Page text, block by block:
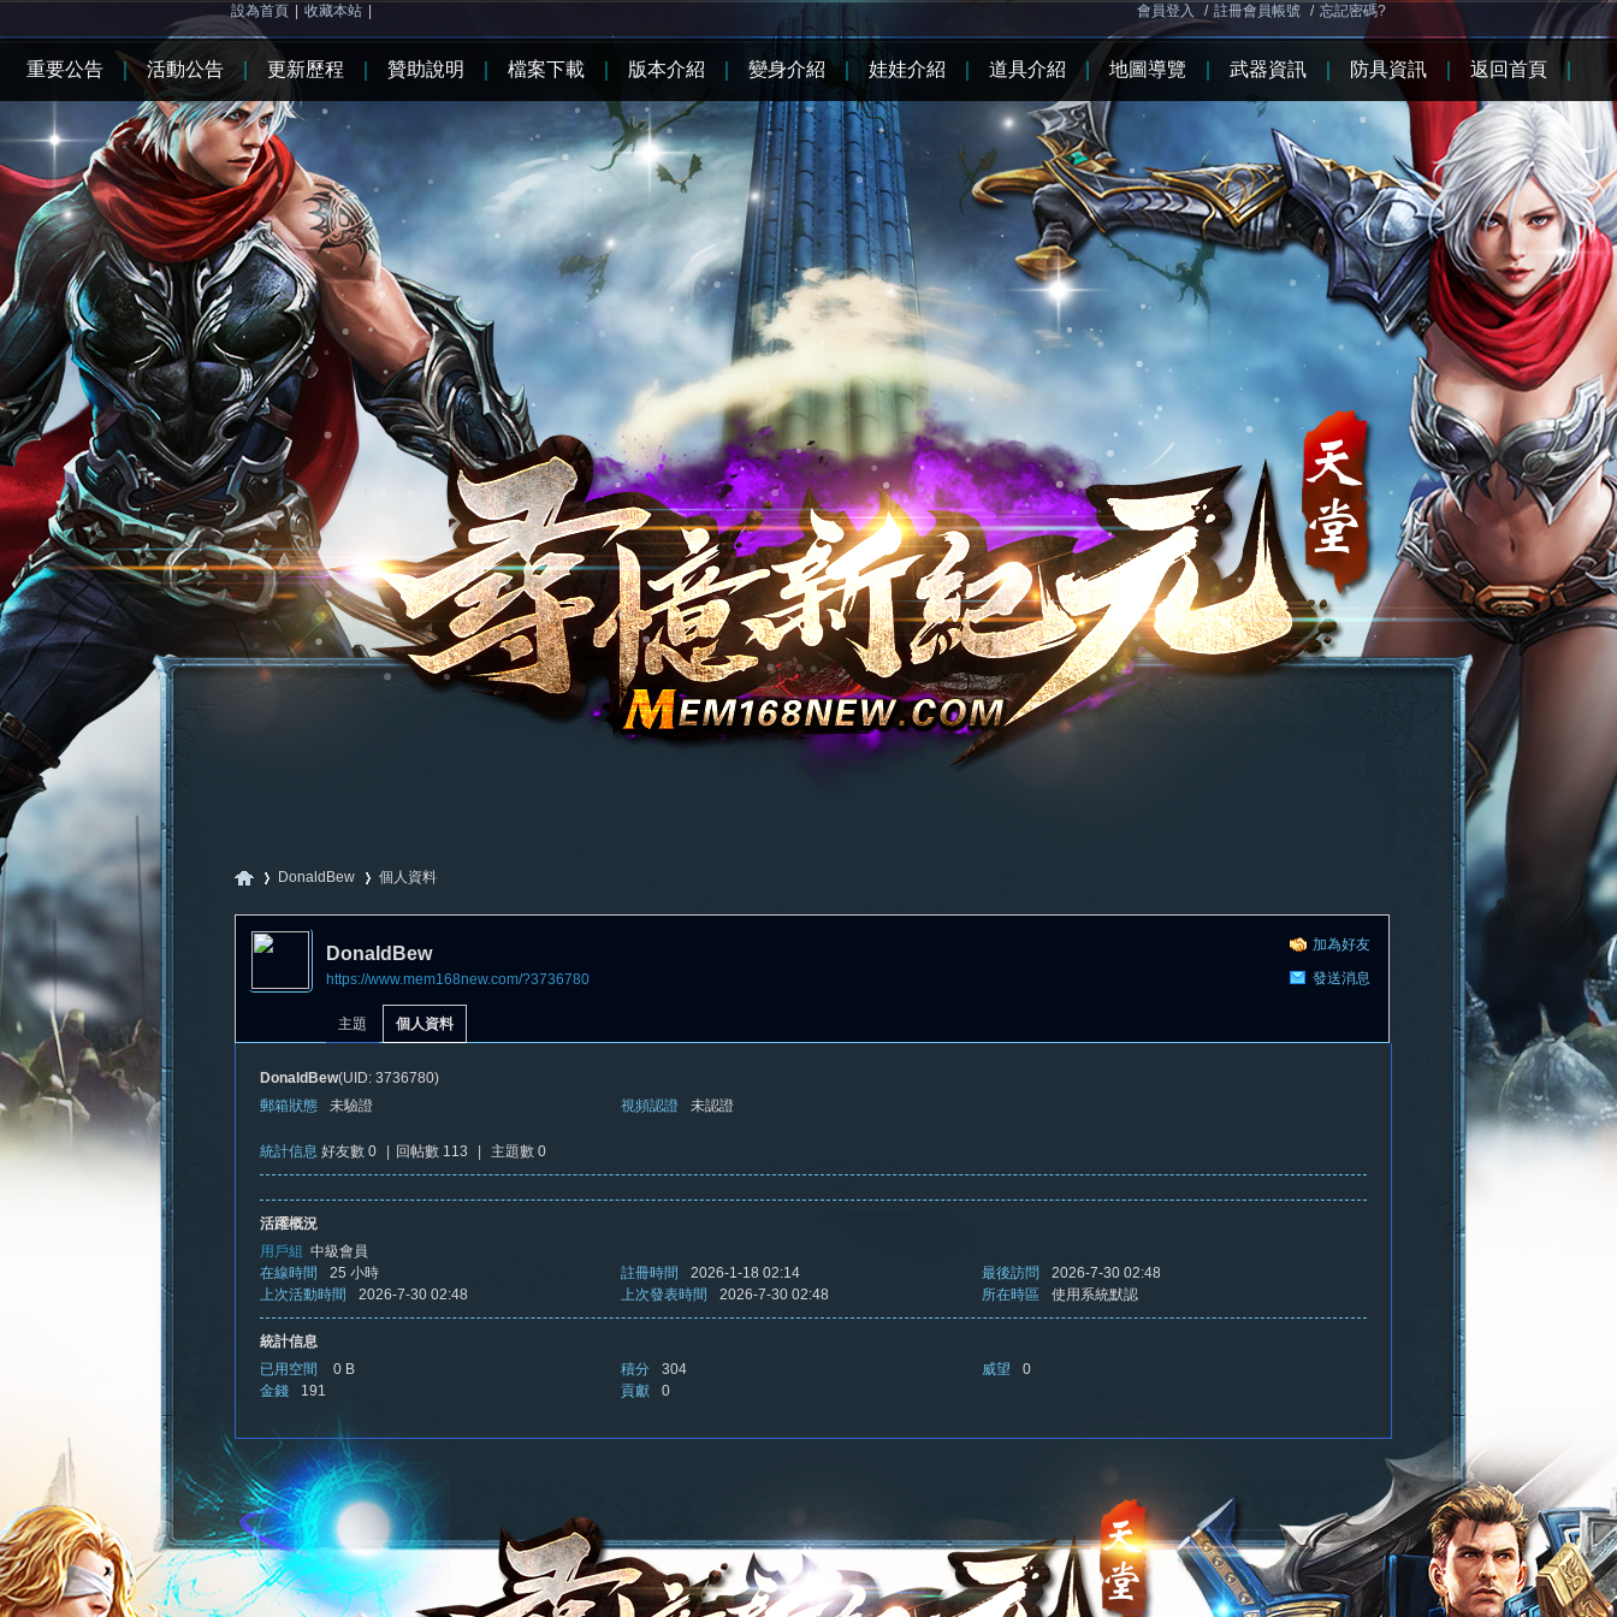
設為首頁 收藏本站 會員登入 / 註冊會員帳號 / 忘記密碼?
新
DonaldBew
›
個人資料
加為好友
發送消息
DonaldBew
https://www.mem168new.com/?3736780
主題 個人資料
DonaldBew(UID: 3736780)
郵箱狀態
未驗證 視頻認證 未認證
統計信息 好友數 0 回帖數 113 主題數 0
活躍概況
用戶組 中級會員
在線時間
25 小時 註冊時間 2026-1-18 02:14 最後訪問
2026-7-30 02:48
上次活動時間
2026-7-30 02:48 上次發表時間 2026-7-30 02:48 所在時區 使用系統默認
統計信息
已用空間
0 B 積分 304 威望
0
金錢
191 貢獻 0